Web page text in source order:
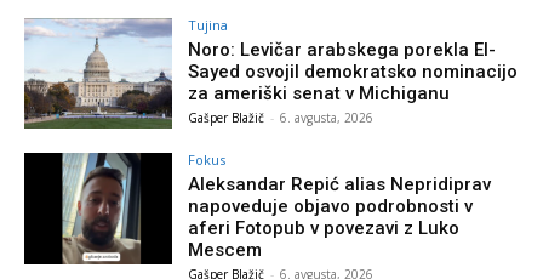
Tujina
Noro: Levičar arabskega porekla El-
Sayed osvojil demokratsko nominacijo
za ameriški senat v Michiganu
Gašper Blažič - 6. avgusta, 2026
Fokus
Aleksandar Repić alias Nepridiprav
napoveduje objavo podrobnosti v
aferi Fotopub v povezavi z Luko
Mescem
Gašper Blažič - 6. avgusta, 2026